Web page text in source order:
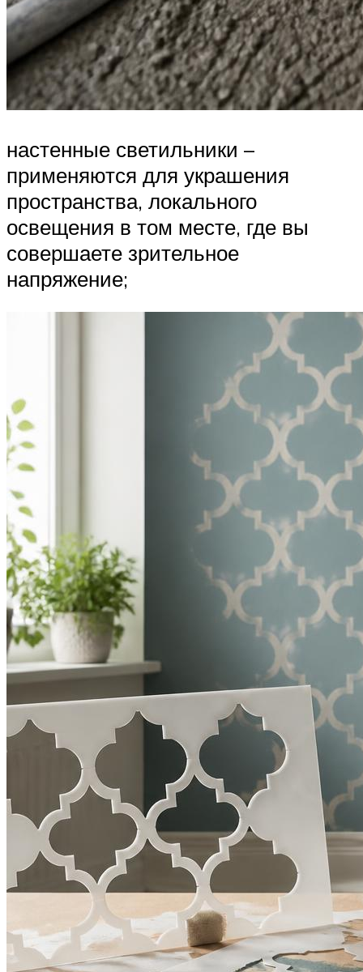
настенные светильники –
применяются для украшения
пространства, локального
освещения в том месте, где вы
совершаете зрительное
напряжение;